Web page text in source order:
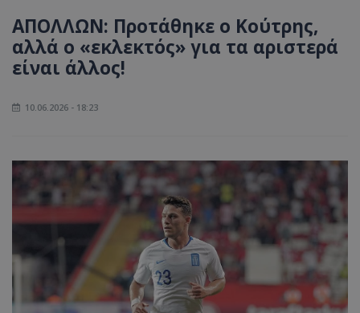
ΑΠΟΛΛΩΝ: Προτάθηκε ο Κούτρης,
αλλά ο «εκλεκτός» για τα αριστερά
είναι άλλος!
10.06.2026 - 18:23